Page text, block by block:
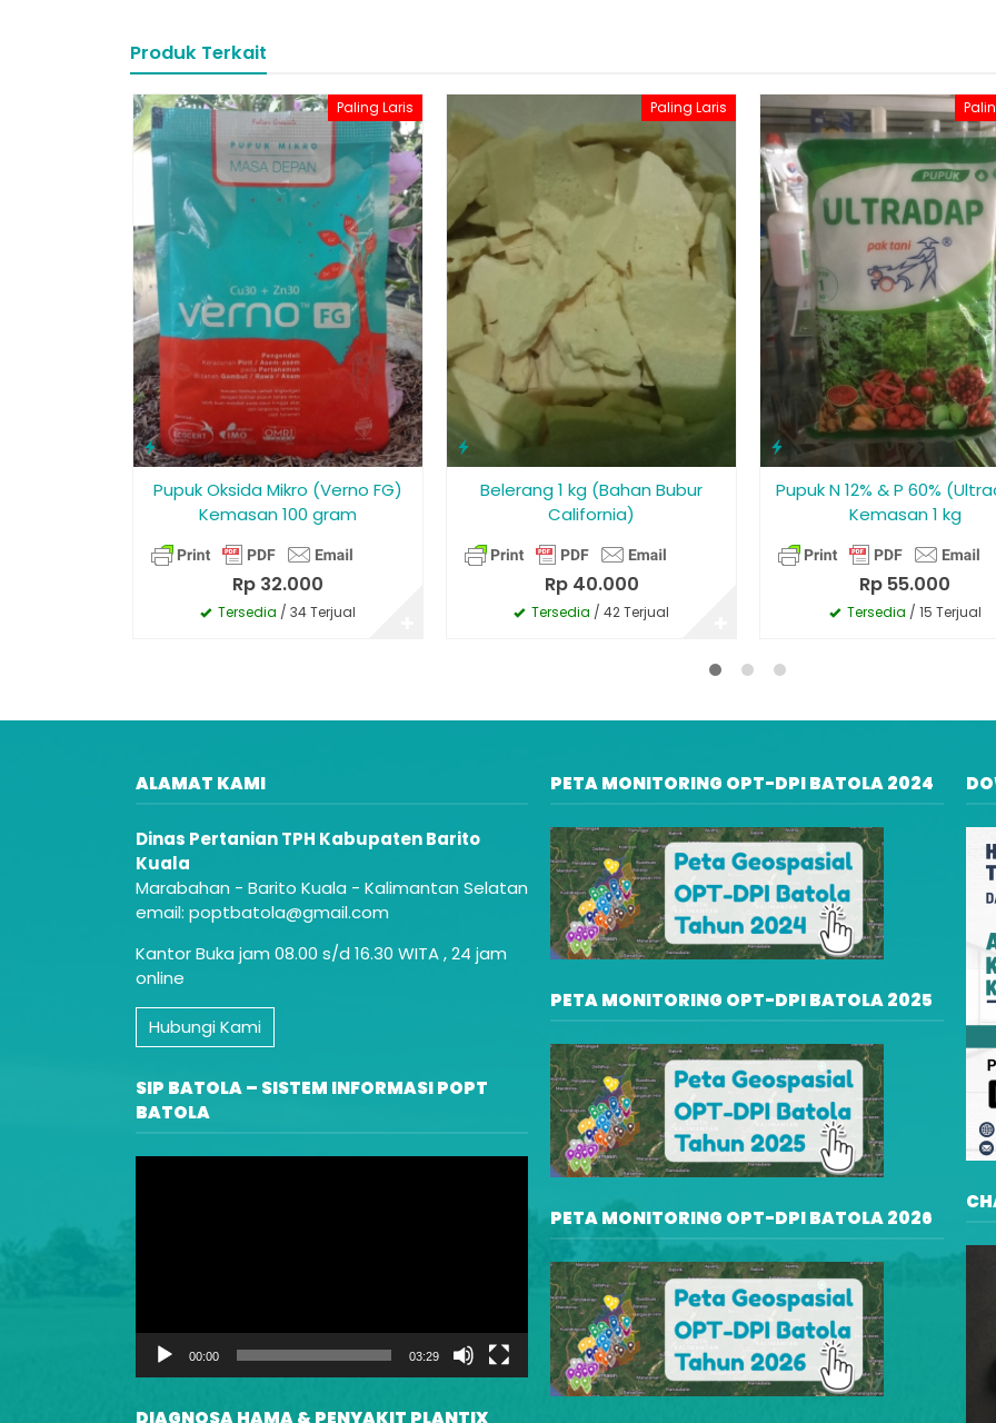
Produk Terkait
Paling Laris
Pupuk Oksida Mikro (Verno FG)
Kemasan 100 gram
Rp 32.000
Tersedia / 34 Terjual
Paling Laris
Belerang 1 kg (Bahan Bubur
California)
Rp 40.000
Tersedia / 42 Terjual
Pupuk N 12% & P 60%
Kemasan 1 kg
Rp 55.000
Tersedia / 15 Terjual
ALAMAT KAMI
Dinas Pertanian TPH Kabupaten Barito
Kuala
Marabahan - Barito Kuala - Kalimantan Selatan
email: poptbatola@gmail.com
Kantor Buka jam 08.00 s/d 16.30 WITA , 24 jam
online
Hubungi Kami
SIP BATOLA – SISTEM INFORMASI POPT
BATOLA
00:00 03:29
DIAGNOSA HAMA & PENYAKIT PLANTIX
PETA MONITORING OPT-DPI BATOLA 2024
PETA MONITORING OPT-DPI BATOLA 2025
PETA MONITORING OPT-DPI BATOLA 2026